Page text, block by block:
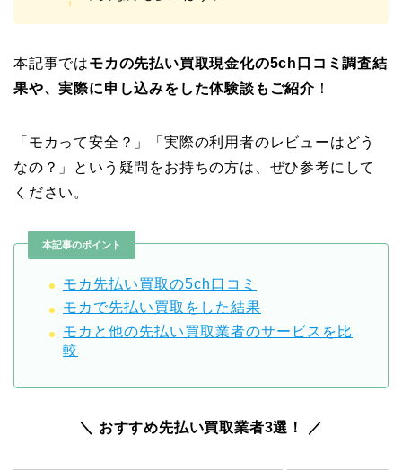
本記事ではモカの先払い買取現金化の5ch口コミ調査結
果や、実際に申し込みをした体験談もご紹介 ！
「モカって安全？」「実際の利用者のレビューはどう
なの？」という疑問をお持ちの方は、ぜひ参考にして
ください。
本記事のポイント
モカ先払い買取の5ch口コミ
モカで先払い買取をした結果
モカと他の先払い買取業者のサービスを比
較
＼ おすすめ先払い買取業者3選！ ／